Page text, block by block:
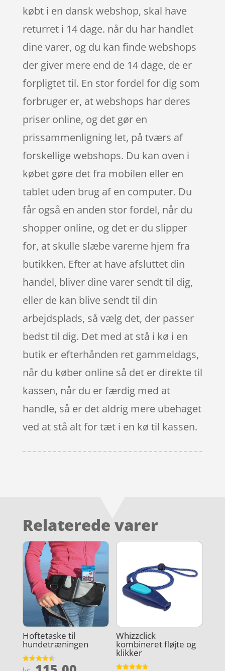
købt i en dansk webshop, skal have
returret i 14 dage. når du har handlet
dine varer, og du kan finde webshops
der giver mere end de 14 dage, de er
forpligtet til. En stor fordel for dig som
forbruger er, at webshops har deres
priser online, og det gør en
prissammenligning let, på tværs af
forskellige webshops. Du kan oven i
købet gøre det fra mobilen eller en
tablet uden brug af en computer. Du
får også en anden stor fordel, når du
shopper online, og det er du slipper
for, at skulle slæbe varerne hjem fra
butikken. Efter at have afsluttet din
handel, bliver dine varer sendt til dig,
eller de kan blive sendt til din
arbejdsplads, så vælg det, der passer
bedst til dig. Det med at stå i kø i en
butik er efterhånden ret gammeldags,
når du køber online så det er direkte til
kassen, når du er færdig med at
handle, så er det aldrig mere ubehaget
ved at stå alt for tæt i en kø til kassen.
Relaterede varer
Hoftetaske til
hundetræningen
Vurderet
Whizzclick
kombineret fløjte og
klikker